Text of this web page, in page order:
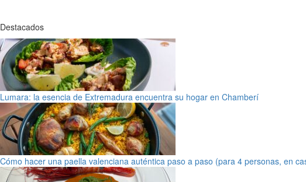
Destacados
Lumara: la esencia de Extremadura encuentra su hogar en Chamberí
Cómo hacer una paella valenciana auténtica paso a paso (para 4 personas, en